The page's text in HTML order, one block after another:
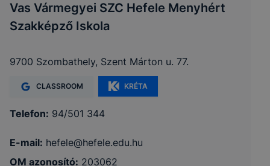
Vas Vármegyei SZC Hefele Menyhért
Szakképző Iskola
9700 Szombathely, Szent Márton u. 77.
CLASSROOM KRÉTA
Telefon: 94/501 344
E-mail: hefele@hefele.edu.hu
OM azonosító: 203062